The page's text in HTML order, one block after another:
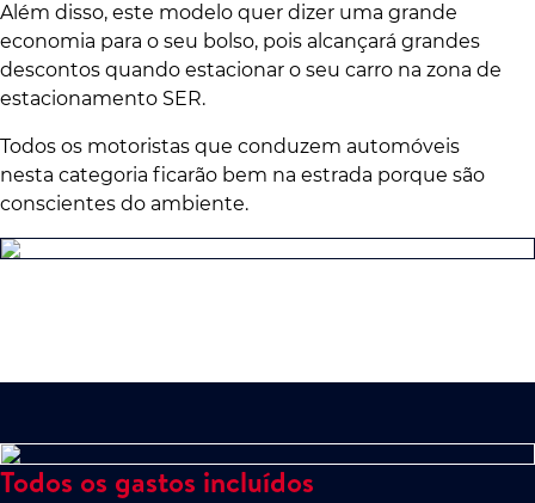
Além disso, este modelo quer dizer uma grande
economia para o seu bolso, pois alcançará grandes
descontos quando estacionar o seu carro na zona de
estacionamento SER.
Todos os motoristas que conduzem automóveis
nesta categoria ficarão bem na estrada porque são
conscientes do ambiente.
Todos os gastos incluídos